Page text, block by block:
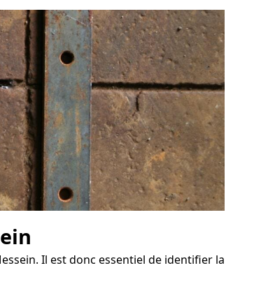
Il est donc essentiel de identifier la